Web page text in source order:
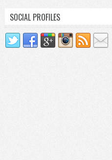
SOCIAL PROFILES